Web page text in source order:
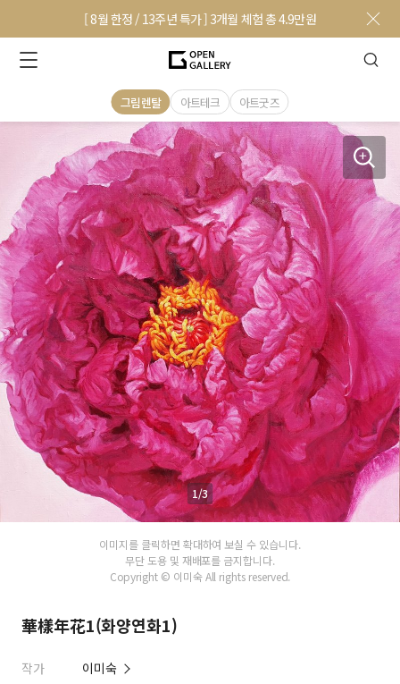
[ 8월 한정 / 13주년 특가 ] 3개월 체험 총 4.9만원
그림렌탈 아트테크 아트굿즈
1/3
이미지를 클릭하면 확대하여 보실 수 있습니다.
무단 도용 및 재배포를 금지합니다.
Copyright © 이미숙 All rights reserved.
華樣年花1(화양연화1)
작가
이미숙